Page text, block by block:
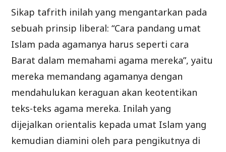
Sikap tafrith inilah yang mengantarkan pada
sebuah prinsip liberal: “Cara pandang umat
Islam pada agamanya harus seperti cara
Barat dalam memahami agama mereka”, yaitu
mereka memandang agamanya dengan
mendahulukan keraguan akan keotentikan
teks-teks agama mereka. Inilah yang
dijejalkan orientalis kepada umat Islam yang
kemudian diamini oleh para pengikutnya di